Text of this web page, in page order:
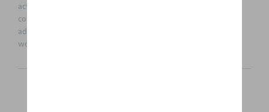
actuele verkoopprijs en de eventuele installatiekosten kunt u
contact opnemen met uw concessiehouder / agent. De
adviesprijzen kunnen zonder voorafgaande kennisgeving
worden gewijzigd.